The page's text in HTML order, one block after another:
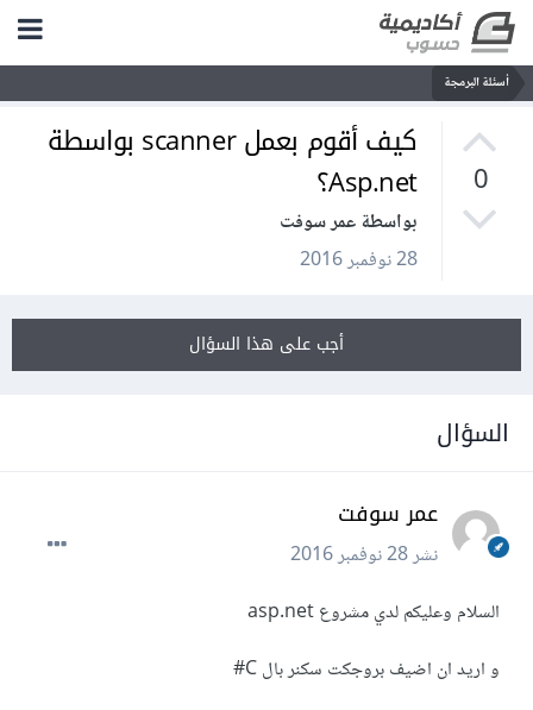
أسئلة البرمجة
0
كيف أقوم بعمل scanner بواسطة
Asp.net؟
بواسطة عمر سوفت
28 نوفمبر 2016
أجب على هذا السؤال
السؤال
عمر سوفت
نشر28 نوفمبر 2016
السلام وعليكم لدي مشروع asp.net
و اريد ان اضيف بروجكت سكنر بال C#